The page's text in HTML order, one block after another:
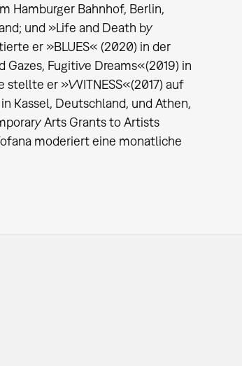
Hamburger Bahnhof, Berlin,
und »Life and Death by
er »BLUES« (2020) in der
Fugitive Dreams«(2019) in
stellte er »WITNESS«(2017) auf
Kassel, Deutschland, und Athen,
Arts Grants to Artists
moderiert eine monatliche